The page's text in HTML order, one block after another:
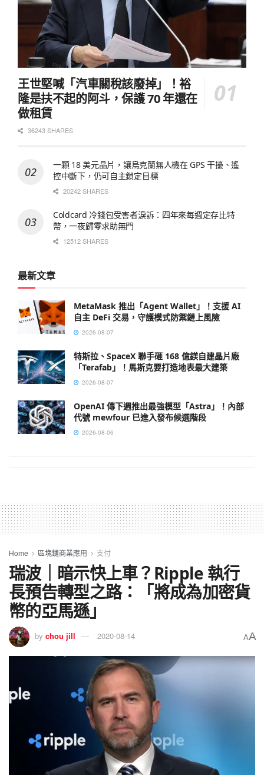
王世堅喊「汽車關稅該廢掉」！裕
隆是扶不起的阿斗，保護 70 年還在
做租賃
36243 SHARES
一顆 18 美元晶片，讓烏克蘭無人機在 GPS 干擾、遙
控中斷下，仍可自主鎖定目標
20242 SHARES
Coldcard 冷錢包受害者淚訴：四年來每週定存比特
幣，一夜歸零求助無門
12512 SHARES
最新文章
MetaMask 推出「Agent Wallet」！支援 AI
自主 DeFi 交易，守護模式防禦鏈上風險
2026-08-07
特斯拉、SpaceX 聯手砸 168 億鎂自建晶片廠
「Terafab」！馬斯克要打造地表最大建築
2026-08-07
OpenAI 傳下週推出最強模型「Astra」！內部
代號 mewfour 已進入發布候選階段
2026-08-06
Home 區塊鏈商業應用 支付
瑞波｜暗示快上車？Ripple 執行
長預告轉型之路：「將成為加密貨
幣的亞馬遜」
by chou jill 2020-08-14 AA